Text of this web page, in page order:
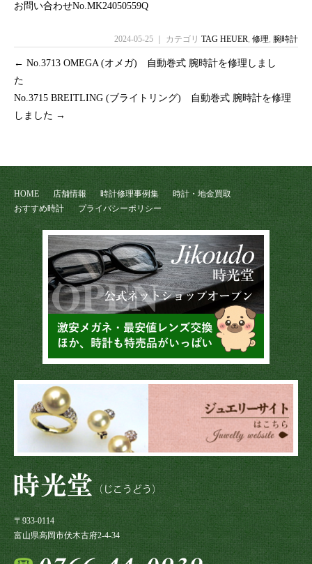
お問い合わせNo.MK24050559Q
2024-05-25 ｜ カテゴリ TAG HEUER, 修理, 腕時計
← No.3713 OMEGA (オメガ) 自動巻式 腕時計を修理しまし
た
No.3715 BREITLING (ブライトリング) 自動巻式 腕時計を修理
しました →
HOME 店舗情報 時計修理事例集
時計・地金買取
おすすめ時計
プライバシーポリシー
〒933-0114
富山県高岡市伏木古府2-4-34